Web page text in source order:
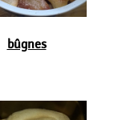
bûgnes